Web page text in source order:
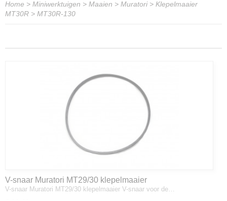
Home > Miniwerktuigen > Maaien > Muratori> Klepelmaaier
MT30R > MT30R-130
V-snaar Muratori MT29/30 klepelmaaier
V-snaar Muratori MT29/30 klepelmaaier V-snaar voor de…